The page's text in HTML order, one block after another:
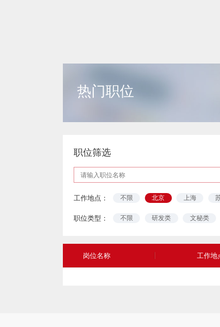
热门职位
职位筛选
工作地点： 不限 北京 上海
职位类型： 不限 研发类 文秘类
岗位名称 工作地